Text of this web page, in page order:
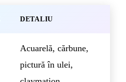
DETALIU
Acuarelă, cărbune,
pictură în ulei,